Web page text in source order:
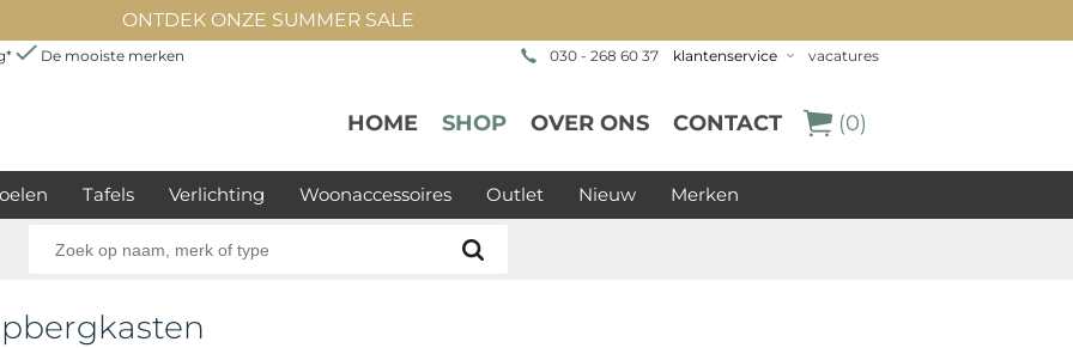
ONTDEK ONZE SUMMER SALE
De mooiste merken 030 - 268 60 37 klantenservice vacatures
HOME SHOP OVER ONS CONTACT (0)
Tafels Verlichting Woonaccessoires Outlet Nieuw Merken